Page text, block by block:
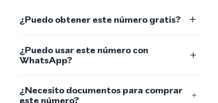
¿Puedo obtener este número gratis?
¿Puedo usar este número con
WhatsApp?
¿Necesito documentos para comprar
este número?